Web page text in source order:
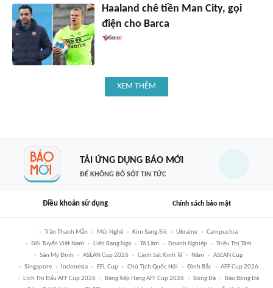
Haaland chê tiền Man City, gọi
điện cho Barca
XEM THÊM
TẢI ỨNG DỤNG BÁO MỚI
ĐỂ KHÔNG BỎ SÓT TIN TỨC
Điều khoản sử dụng Chính sách bảo mật
Trần Thanh Mẫn Mũi Nghê Kim Sang-Sik Ukraine
Campuchia
Đội Tuyển Việt Nam
Liên Bang Nga Tô Lâm Doanh Nghiệp
Triệu Thị Tâm
Sân Mỹ Đình
ASEAN Cup 2026 Cảnh Sát Kinh Tế Năm
ASEAN Cup
Singapore
Indonesia EFL Cup Chủ Tịch Quốc Hội Đình Bắc
AFF Cup 2026
Lịch Thi Đấu AFF Cup 2026
Bảng Xếp Hạng AFF Cup 2026 Bóng Đá
Báo Bóng Đá